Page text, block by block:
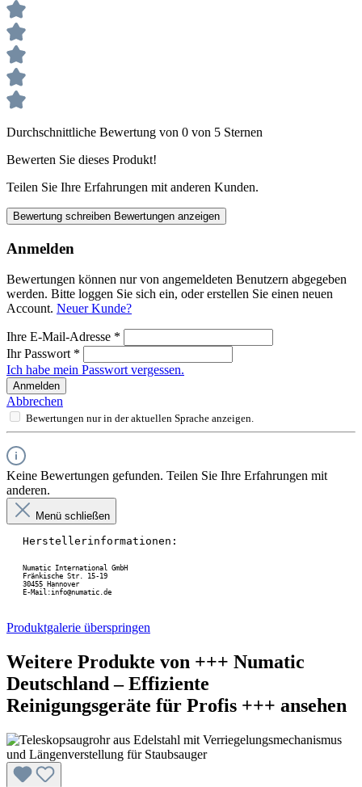
Durchschnittliche Bewertung von 0 von 5 Sternen
Bewerten Sie dieses Produkt!
Teilen Sie Ihre Erfahrungen mit anderen Kunden.
Bewertung schreiben Bewertungen anzeigen
Anmelden
Bewertungen können nur von angemeldeten Benutzern abgegeben
werden. Bitte loggen Sie sich ein, oder erstellen Sie einen neuen
Account. Neuer Kunde?
Ihre E-Mail-Adresse *
Ihr Passwort *
Ich habe mein Passwort vergessen.
Anmelden
Abbrechen
Bewertungen nur in der aktuellen Sprache anzeigen.
Keine Bewertungen gefunden. Teilen Sie Ihre Erfahrungen mit
anderen.
Menü schließen
Herstellerinformationen:
Numatic International GmbH
Fränkische Str. 15-19
30455 Hannover
E-Mail:info@numatic.de
Produktgalerie überspringen
Weitere Produkte von +++ Numatic
Deutschland – Effiziente
Reinigungsgeräte für Profis +++ ansehen